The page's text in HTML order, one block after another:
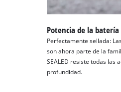
Potencia de la
Perfectamente sellada:
son ahora parte de la
SEALED resiste todas las
profundidad.